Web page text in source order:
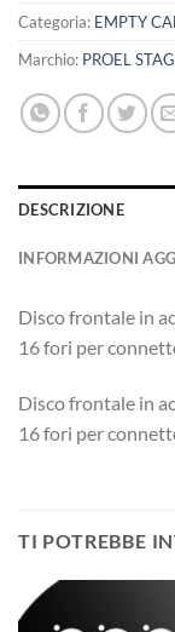
Categoria: EMPTY
Marchio: PROEL
DESCRIZIONE
INFORMAZIONI
Disco frontale in
16 fori per
Disco frontale in
16 fori per
TI POTREBBE